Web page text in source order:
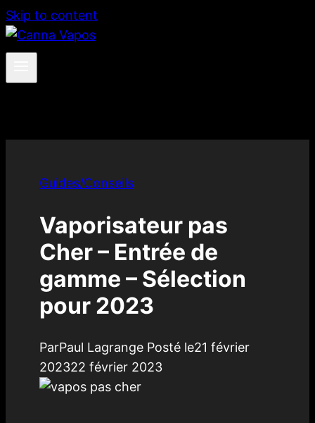
Skip to content
Guides/Conseils
Vaporisateur pas
Cher – Entrée de
gamme – Sélection
pour 2023
ParPaul Lagrange Posté le21 février
202322 février 2023